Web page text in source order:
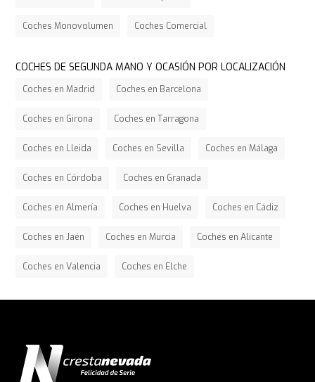
Coches Monovolumen Coches Comercial
COCHES DE SEGUNDA MANO Y OCASIÓN POR LOCALIZACIÓN
Coches en Madrid Coches en Barcelona
Coches en Girona Coches en Tarragona
Coches en Lleida Coches en Sevilla Coches en Málaga
Coches en Córdoba Coches en Granada
Coches en Almería Coches en Huelva Coches en Cádiz
Coches en Jaén Coches en Murcia Coches en Alicante
Coches en Valencia Coches en Elche